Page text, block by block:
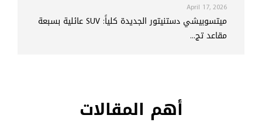
April 17, 2026
ميتسوبيشي دستنيتور الجديدة كلياً: SUV عائلية بسبعة
مقاعد تج...
أهم المقالات